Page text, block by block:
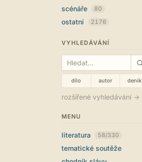
scénáře 80
ostatní 2176
VYHLEDÁVÁNÍ
dílo autor deník
rozšířené vyhledávání →
MENU
literatura 58/330
tematické soutěže